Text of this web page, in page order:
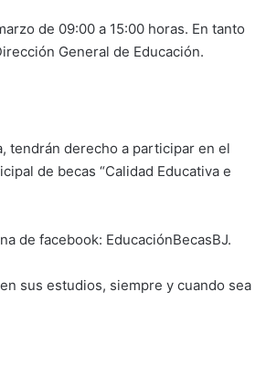
de 09:00 a 15:00 horas. En tanto
General de Educación.
tendrán derecho a participar en el
de becas “Calidad Educativa e
de facebook: EducaciónBecasBJ.
sus estudios, siempre y cuando sea